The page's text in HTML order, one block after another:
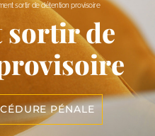
sortir de détention provisoire
sortir de
PÉNALE